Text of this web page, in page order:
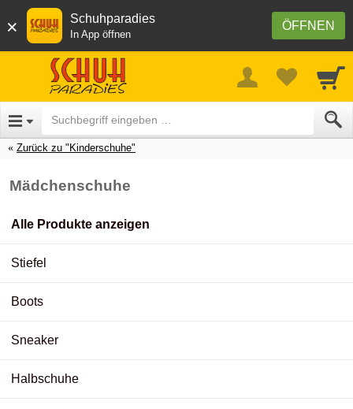
× ÖFFNEN
Schuhparadies
In App öffnen
Zurück zu "Kinderschuhe"
Mädchenschuhe
Alle Produkte anzeigen
Stiefel
Boots
Sneaker
Halbschuhe